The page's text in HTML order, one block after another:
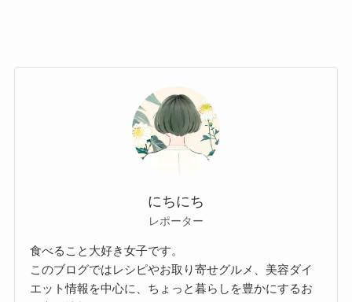
にちにち
レポーター
食べること大好き女子です。
このブログではレシピやお取り寄せグルメ、美容ダイ
エット情報を中心に、ちょっと暮らしを豊かにするお